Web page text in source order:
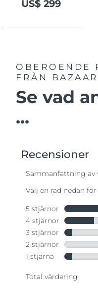
US$ 299
OBEROENDE
FRÅN
Se vad
...